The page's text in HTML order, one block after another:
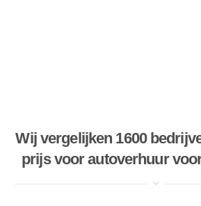
Wij vergelijken 1600
prijs voor autoverhuur